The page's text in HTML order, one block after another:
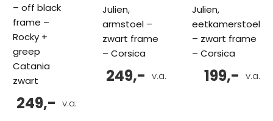
– off black
frame –
Rocky +
greep
Catania
zwart
v.a.
249,-
Julien,
armstoel –
zwart frame
– Corsica
v.a.
249,-
Julien,
eetkamerstoel
– zwart frame
– Corsica
v.a.
199,-